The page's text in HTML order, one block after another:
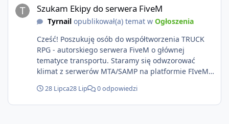
Szukam Ekipy do serwera FiveM
Tyrnailopublikował(a) temat w Ogłoszenia
Cześć! Poszukuję osób do współtworzenia TRUCK
RPG - autorskiego serwera FiveM o głównej
tematyce transportu. Staramy się odwzorować
klimat z serwerów MTA/SAMP na platformie FIveM.
którzy chcą robić coś innego niż jeździć ciężarówką.
Projekt tworzony jest od podstaw z naciskiem na
28 Lipca28 Lip 0 odpowiedzi